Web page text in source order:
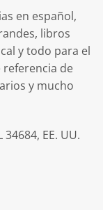
en español,
libros
y todo para el
de
y mucho
EE. UU.